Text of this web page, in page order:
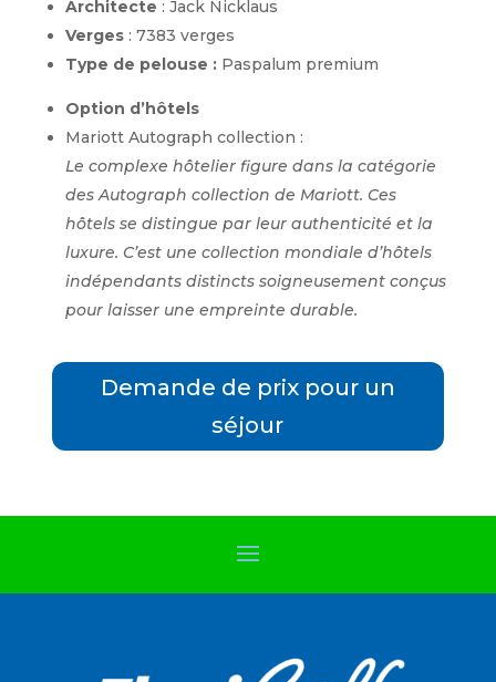
Architecte : Jack Nicklaus
Verges: 7383 verges
Type de pelouse :Paspalum premium
Option d’hôtels
Mariott Autograph collection :
Le complexe hôtelier figure dans la catégorie
des Autograph collection de Mariott. Ces
hôtels se distingue par leur authenticité et la
luxure. C’est une collection mondiale d’hôtels
indépendants distincts soigneusement conçus
pour laisser une empreinte durable.
Demande de prix pour un
séjour